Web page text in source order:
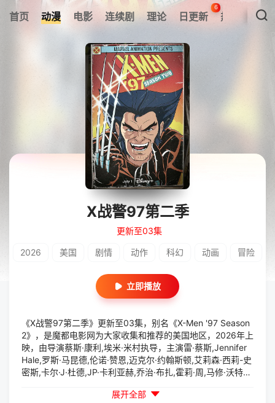
首页 动漫 电影 连续剧 理论 日更新
6
热搜榜
X战警97第二季
更新至03集
2026 美国 剧情 动作 科幻 动画 冒险
立即播放
《X战警97第二季》更新至03集，别名《X-Men '97 Season
2》，是魔都电影网为大家收集和推荐的美国地区，2026年上
映，由导演蔡斯·康利,埃米·米村执导，主演雷·蔡斯,Jennifer
Hale,罗斯·马昆德,伦诺·赞恩,迈克尔·约翰斯顿,艾莉森·西莉-史
密斯,卡尔·J·杜德,JP·卡利亚赫,乔治·布扎,霍莉·周,马修·沃特森
散到了各个时间线，从过去，到未来，而他们将在最脆弱的时
展开全部